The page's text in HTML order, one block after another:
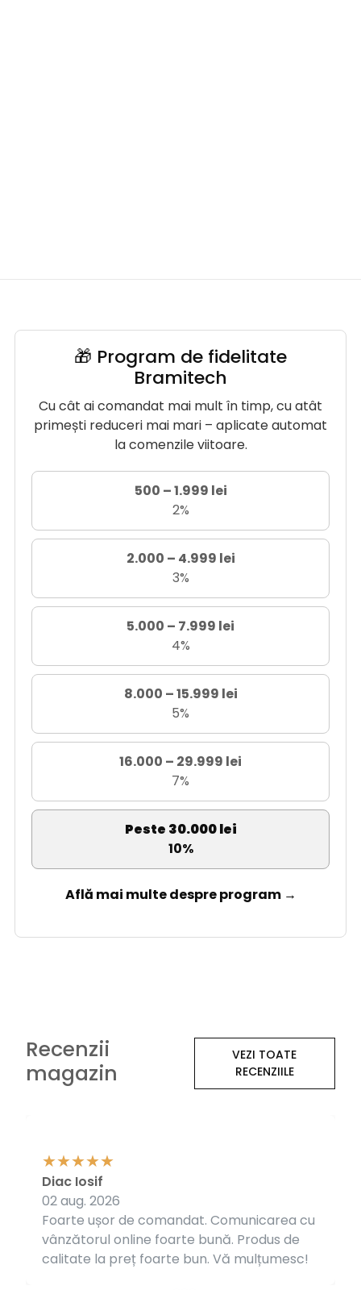
🎁 Program de fidelitate
Bramitech
Cu cât ai comandat mai mult în timp, cu atât
primești reduceri mai mari – aplicate automat
la comenzile viitoare.
500 – 1.999 lei
2%
2.000 – 4.999 lei
3%
5.000 – 7.999 lei
4%
8.000 – 15.999 lei
5%
16.000 – 29.999 lei
7%
Peste 30.000 lei
10%
Află mai multe despre program →
Recenzii
magazin
VEZI TOATE
RECENZIILE
Foarte ușor de comandat. Comunicarea cu
vânzătorul online foarte bună. Produs de
calitate la preț foarte bun. Vă mulțumesc!
Diac Iosif
02 aug. 2026